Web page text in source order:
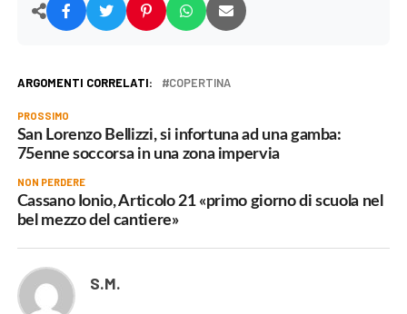
ARGOMENTI CORRELATI: COPERTINA
PROSSIMO
San Lorenzo Bellizzi, si infortuna ad una gamba:
75enne soccorsa in una zona impervia
NON PERDERE
Cassano Ionio, Articolo 21 «primo giorno di scuola nel
bel mezzo del cantiere»
S.M.